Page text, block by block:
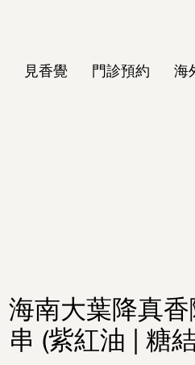
見香覺 門診預約 海
海南大葉降真
串 (紫紅油 | 糖